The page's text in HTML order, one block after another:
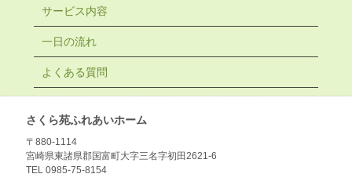
サービス内容
一日の流れ
よくある質問
さくら苑ふれあいホーム
〒880-1114
宮崎県東諸県郡国富町大字三名字初田2621-6
TEL 0985-75-8154